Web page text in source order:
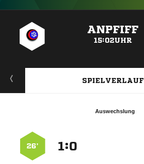
ANPFIFF
15:02UHR
SPIELVERLAUF
Auswechslung
:
26’